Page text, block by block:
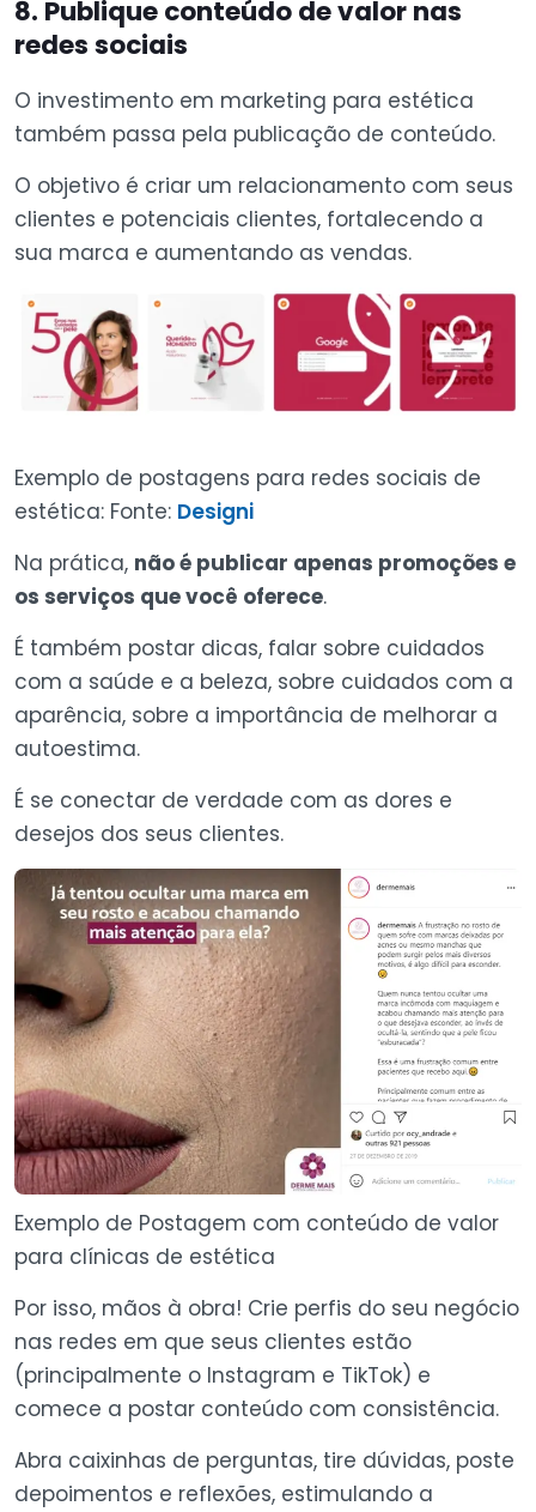
8. Publique conteúdo de valor nas
redes sociais
O investimento em marketing para estética
também passa pela publicação de conteúdo.
O objetivo é criar um relacionamento com seus
clientes e potenciais clientes, fortalecendo a
sua marca e aumentando as vendas.
Exemplo de postagens para redes sociais de
estética: Fonte: Designi
Na prática, não é publicar apenas promoções e
os serviços que você oferece.
É também postar dicas, falar sobre cuidados
com a saúde e a beleza, sobre cuidados com a
aparência, sobre a importância de melhorar a
autoestima.
É se conectar de verdade com as dores e
desejos dos seus clientes.
Exemplo de Postagem com conteúdo de valor
para clínicas de estética
Por isso, mãos à obra! Crie perfis do seu negócio
nas redes em que seus clientes estão
(principalmente o Instagram e TikTok) e
comece a postar conteúdo com consistência.
Abra caixinhas de perguntas, tire dúvidas, poste
depoimentos e reflexões, estimulando a